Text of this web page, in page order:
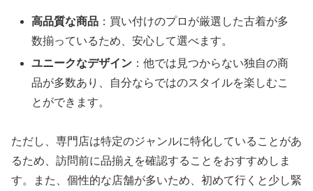
高品質な商品 ：買い付けのプロが厳選した古着が多
数揃っているため、安心して選べます。
ユニークなデザイン ：他では見つからない独自の商
品が多数あり、自分ならではのスタイルを楽しむこ
とができます。
ただし、専門店は特定のジャンルに特化していることがあ
るため、訪問前に品揃えを確認することをおすすめしま
す。また、個性的な店舗が多いため、初めて行くと少し緊